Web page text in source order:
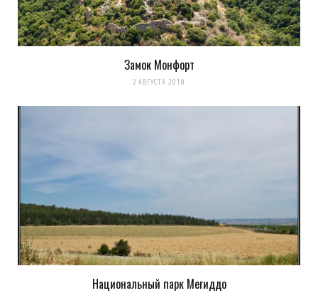
Замок Монфорт
2 АВГУСТА 2010
Национальный парк Мегиддо